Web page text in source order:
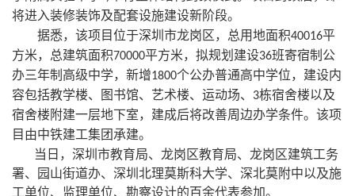
将进入装修装饰及配套设施建设新阶段。
据悉，该项目位于深圳市龙岗区，总用地面积40016平
方米，总建筑面积70000平方米，拟规划建设36班寄宿制公
办三年制高级中学，新增1800个公办普通高中学位，建设内
容包括教学楼、图书馆、艺术楼、运动场、 3栋宿舍楼以及
宿舍楼附建一层地下室，建成后将改善周边办学条件。该项
目由中铁建工集团承建。
当日，深圳市教育局、龙岗区教育局、龙岗区建筑工务
署、园山街道办、深圳北理莫斯科大学、深北莫附中以及施
工单位、监理单位、勘察设计的百余代表参加。